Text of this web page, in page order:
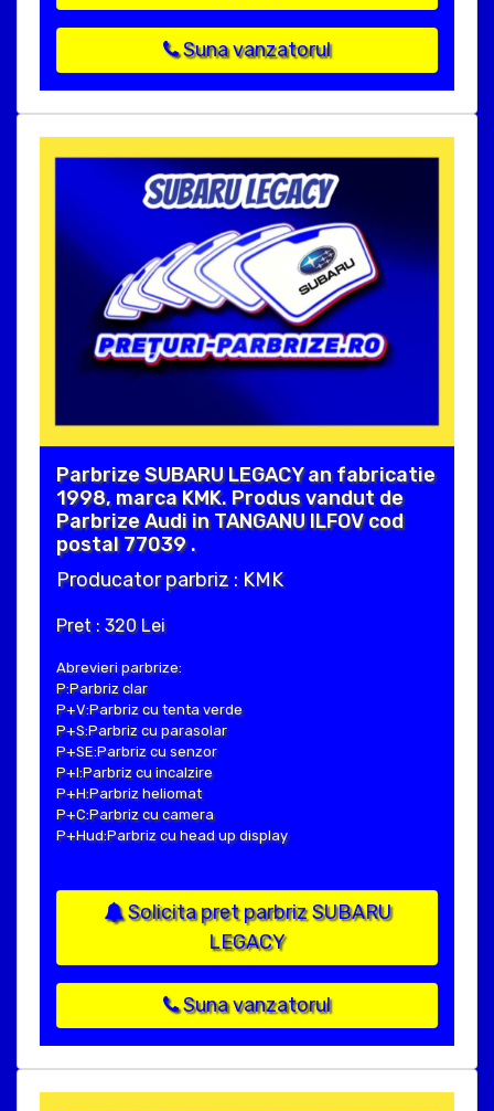
Suna vanzatorul
Parbrize SUBARU LEGACY an fabricatie
1998, marca KMK. Produs vandut de
Parbrize Audi in TANGANU ILFOV cod
postal 77039 .
Producator parbriz : KMK
Pret : 320 Lei
Abrevieri parbrize:
P:Parbriz clar
P+V:Parbriz cu tenta verde
P+S:Parbriz cu parasolar
P+SE:Parbriz cu senzor
P+I:Parbriz cu incalzire
P+H:Parbriz heliomat
P+C:Parbriz cu camera
P+Hud:Parbriz cu head up display
Solicita pret parbriz SUBARU
LEGACY
Suna vanzatorul